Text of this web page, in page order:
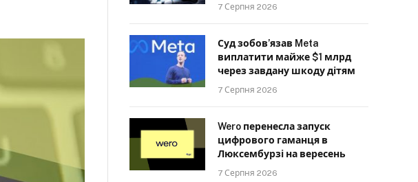
7 Серпня 2026
Суд зобов’язав Meta
виплатити майже $1 млрд
через завдану шкоду дітям
7 Серпня 2026
Wero перенесла запуск
цифрового гаманця в
Люксембурзі на вересень
7 Серпня 2026